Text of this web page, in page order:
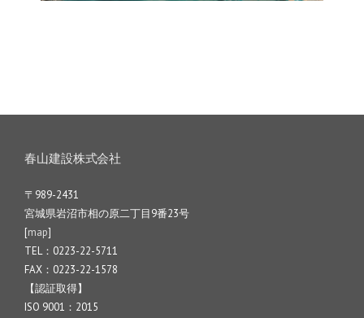
春山建設株式会社
〒989-2431
宮城県岩沼市相の原二丁目9番23号
[map]
TEL：0223-22-5711
FAX：0223-22-1578
【認証取得】
ISO 9001：2015